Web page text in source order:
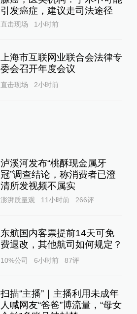
引发癌症，建议走司法途径
直击现场 1小时前
上海市互联网业联合会法律专
委会召开年度会议
直击现场 2小时前
泸溪河发布“桃酥现金属牙
冠”调查结论，称消费者已澄
清所发视频不属实
澎湃质量观 11小时前 266评
东航国内客票提前14天可免
费退改，其他航司如何规定？
10%公司 6小时前 87评
扫描“主播”｜主播利用未成年
人喊网友“爸爸”博流量，“母女